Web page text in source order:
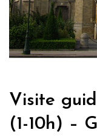
Visite
(1-10h) –